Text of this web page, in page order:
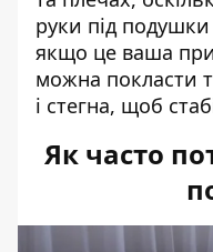
руки під
якщо це ваша
можна покласти
і стегна, щоб
Як часто